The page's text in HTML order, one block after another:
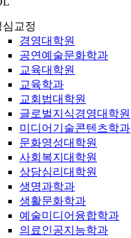
심교정
경영대학원
공연예술문화학과
교육대학원
교육학과
교회법대학원
글로벌지식경영대학원
미디어기술콘텐츠학과
문화영성대학원
사회복지대학원
상담심리대학원
생명과학과
생활문화학과
예술미디어융합학과
의료인공지능학과